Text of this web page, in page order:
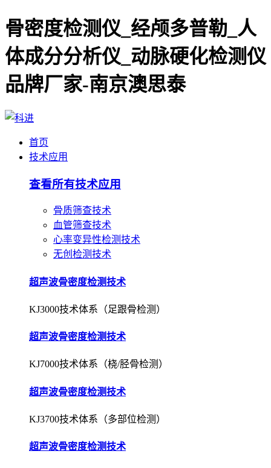
骨密度检测仪_经颅多普勒_人
体成分分析仪_动脉硬化检测仪
品牌厂家-南京澳思泰
首页
技术应用
查看所有技术应用
骨质筛查技术
血管筛查技术
心率变异性检测技术
无创检测技术
超声波骨密度检测技术
KJ3000技术体系（足跟骨检测）
超声波骨密度检测技术
KJ7000技术体系（桡/胫骨检测）
超声波骨密度检测技术
KJ3700技术体系（多部位检测）
超声波骨密度检测技术